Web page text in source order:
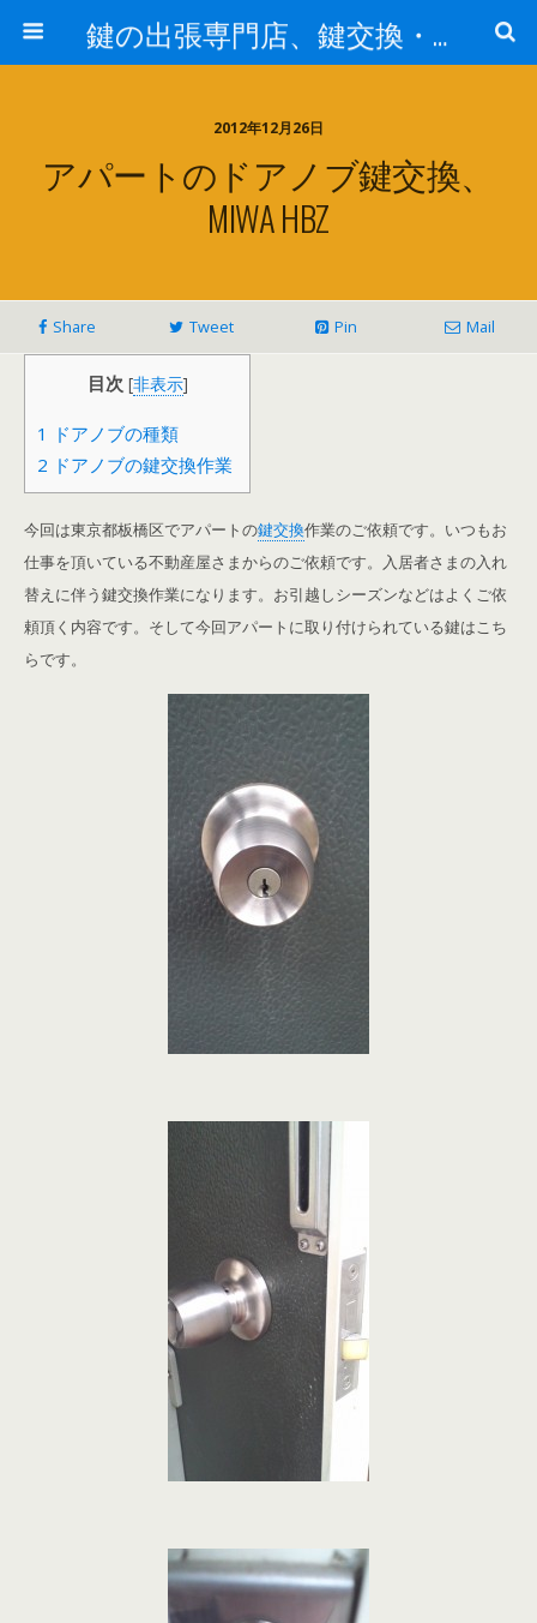
鍵の出張専門店、鍵交換・修理が格安料金/東京・埼玉・さいたま市
2012年12月26日
アパートのドアノブ鍵交換、
MIWA HBZ
Share Tweet Pin Mail
目次 [非表示]
1
ドアノブの種類
2 ドアノブの鍵交換作業
今回は東京都板橋区でアパートの鍵交換作業のご依頼です。いつもお
仕事を頂いている不動産屋さまからのご依頼です。
入居者さまの入れ
替えに伴う鍵交換作業になります。お引越しシーズンなどはよくご依
頼頂く内容です。そして今回アパートに取り付けられている鍵はこち
らです。